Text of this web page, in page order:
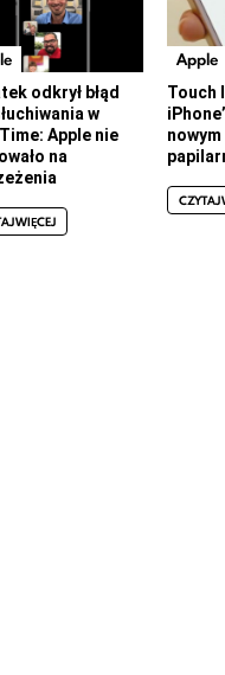
odkrył błąd
w
Apple nie
na
WIĘCEJ
Apple
Touch
CZYTAJ